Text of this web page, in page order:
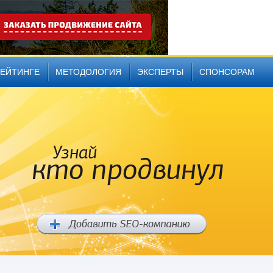
МЕТОДОЛОГИЯ ЭКСПЕРТЫ СПОНСОРАМ